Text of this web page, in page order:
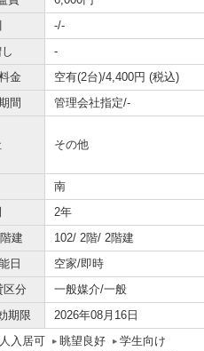
-/-
-
金
空有(2台)/4,400円 (税込)
間
管理会社指定/-
その他
南
2年
建
102/ 2階/ 2階建
日
空家/即時
区分
一般媒介/一般
期限
2026年08月16日
入居可
眺望良好
学生向け